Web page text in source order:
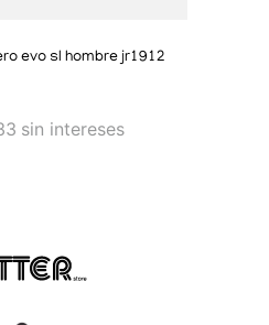
evo sl hombre jr1912
sin intereses